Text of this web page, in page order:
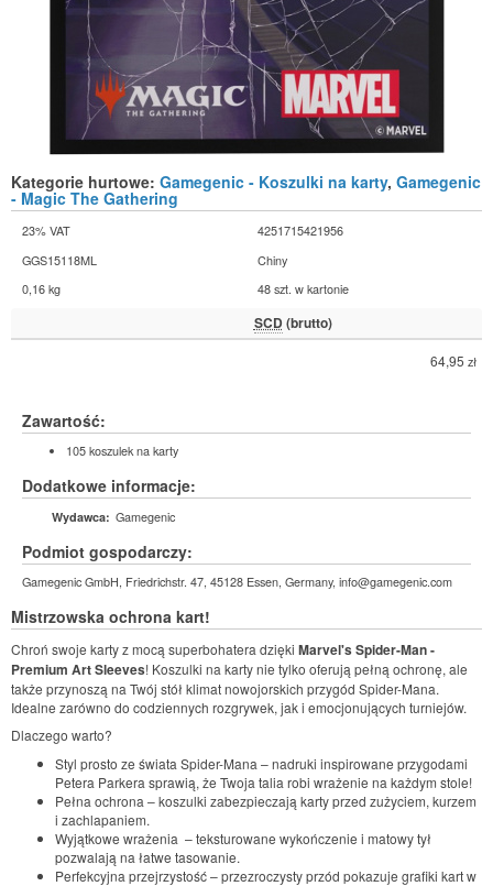
Kategorie hurtowe: Gamegenic - Koszulki na karty, Gamegenic
- Magic The Gathering
23% VAT
4251715421956
GGS15118ML
Chiny
0,16 kg
48 szt. w kartonie
SCD (brutto)
64,95 zł
Zawartość:
105 koszulek na karty
Dodatkowe informacje:
Wydawca: Gamegenic
Podmiot gospodarczy:
Gamegenic GmbH, Friedrichstr. 47, 45128 Essen, Germany, info@gamegenic.com
Mistrzowska ochrona kart!
Chroń swoje karty z mocą superbohatera dzięki Marvel's Spider-Man -
Premium Art Sleeves! Koszulki na karty nie tylko oferują pełną ochronę, ale
także przynoszą na Twój stół klimat nowojorskich przygód Spider-Mana.
Idealne zarówno do codziennych rozgrywek, jak i emocjonujących turniejów.
Dlaczego warto?
Styl prosto ze świata Spider-Mana – nadruki inspirowane przygodami
Petera Parkera sprawią, że Twoja talia robi wrażenie na każdym stole!
Pełna ochrona – koszulki zabezpieczają karty przed zużyciem, kurzem
i zachlapaniem.
Wyjątkowe wrażenia – teksturowane wykończenie i matowy tył
pozwalają na łatwe tasowanie.
Perfekcyjna przejrzystość – przezroczysty przód pokazuje grafiki kart w